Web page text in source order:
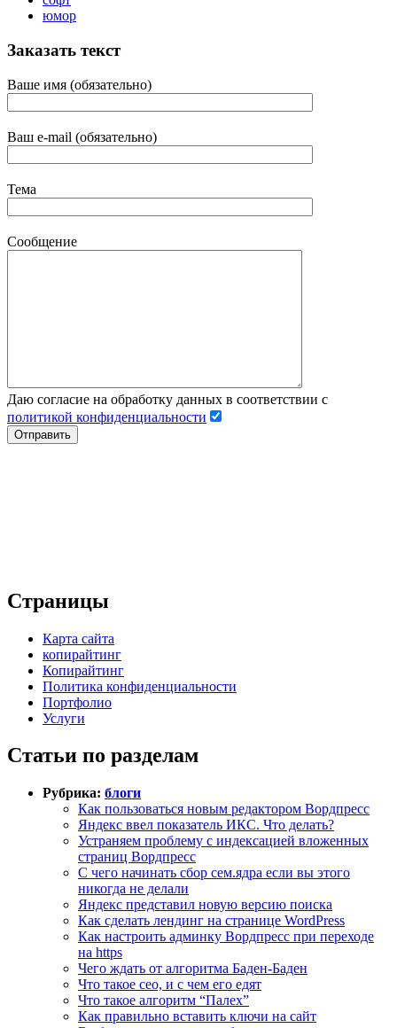
юмор
Заказать текст
Ваше имя (обязательно)
Ваш e-mail (обязательно)
Тема
Сообщение
Даю согласие на обработку данных в соответствии с
политикой конфиденциальности
Страницы
Карта сайта
копирайтинг
Копирайтинг
Политика конфиденциальности
Портфолио
Услуги
Статьи по разделам
Рубрика: блоги
Как пользоваться новым редактором Вордпресс
Яндекс ввел показатель ИКС. Что делать?
Устраняем проблему с индексацией вложенных
страниц Вордпресс
С чего начинать сбор сем.ядра если вы этого
никогда не делали
Яндекс представил новую версию поиска
Как сделать лендинг на странице WordPress
Как настроить админку Вордпресс при переходе
на https
Чего ждать от алгоритма Баден-Баден
Что такое сео, и с чем его едят
Что такое алгоритм “Палех”
Как правильно вставить ключи на сайт